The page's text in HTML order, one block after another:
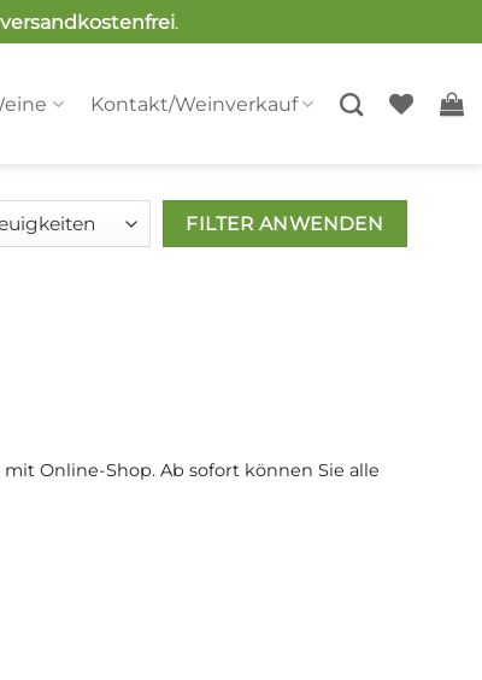
versandkostenfrei.
Kontakt/Weinverkauf
Online-Shop. Ab sofort können Sie alle